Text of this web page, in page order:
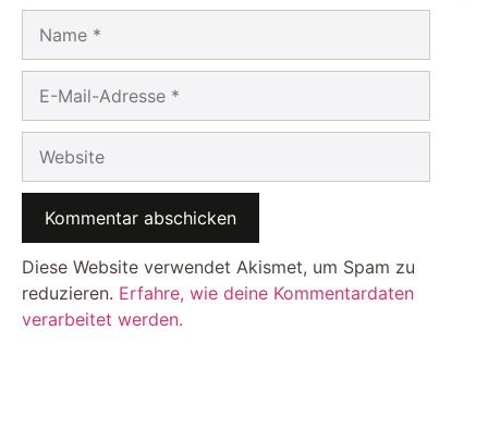
Mail-
Adresse
Diese Website verwendet Akismet, um Spam zu
reduzieren. Erfahre, wie deine Kommentardaten
verarbeitet werden.